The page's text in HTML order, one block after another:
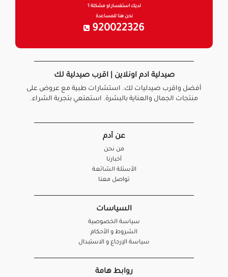
لديك استفسار او مشكلة ؟
نحن هنا للمساعدة
920022326
صيدلية ادم اونلاين | اقرب صيدلية لك
أفضل واقرب صيدليات لك. استشارات طبية مع عروض على
منتجات الجمال والعناية بالبشرة. استمتعي بتجربة الشراء.
عن آدم
من نحن
أخبارنا
الأسئلة الشائعة
تواصل معنا
السياسات
سياسة الخصوصية
الشروط و الأحكام
سياسة الإرجاع و الاستبدال
روابط هامة